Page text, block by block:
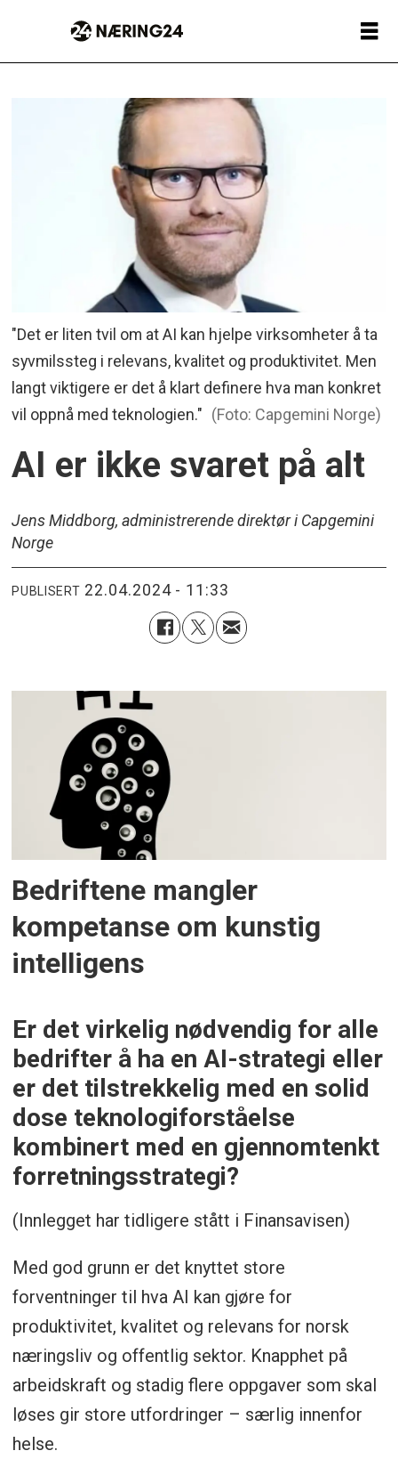
"Det er liten tvil om at AI kan hjelpe virksomheter å ta
syvmilssteg i relevans, kvalitet og produktivitet. Men
langt viktigere er det å klart definere hva man konkret
vil oppnå med teknologien." (Foto: Capgemini Norge)
AI er ikke svaret på alt
Jens Middborg, administrerende direktør i Capgemini
Norge
PUBLISERT 22.04.2024 - 11:33
Bedriftene mangler
kompetanse om kunstig
intelligens
Er det virkelig nødvendig for alle
bedrifter å ha en AI-strategi eller
er det tilstrekkelig med en solid
dose teknologiforståelse
kombinert med en gjennomtenkt
forretningsstrategi?
(Innlegget har tidligere stått i Finansavisen)
Med god grunn er det knyttet store
forventninger til hva AI kan gjøre for
produktivitet, kvalitet og relevans for norsk
næringsliv og offentlig sektor. Knapphet på
arbeidskraft og stadig flere oppgaver som skal
løses gir store utfordringer – særlig innenfor
helse.